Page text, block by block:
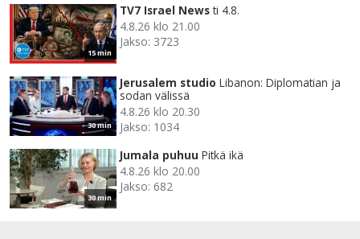
15 min
TV7 Israel News ti 4.8.
4.8.26 klo 21.00
Jakso: 3723
30 min
Jerusalem studio Libanon: Diplomatian ja
sodan välissä
4.8.26 klo 20.30
Jakso: 1034
30 min
Jumala puhuu Pitkä ikä
4.8.26 klo 20.00
Jakso: 682